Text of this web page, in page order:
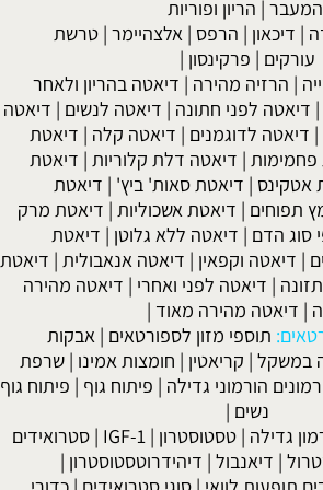
המעבר | הריון ופוריות
| דיכאון | הרפס |אלצהיימר |טרשת
עורקים | פרקינסון |
| הרזיה מהירה | דיאטה בהריון ולאחר
| דיאטה לפני חתונה | דיאטה לנשים | דיאטה
| דיאטה לדוגמנים | דיאטה קלה | דיאטת
| דיאטה דלת קלוריות | דיאטת
אטקינס | דיאטת סאות' ביץ' | דיאטת
תפוחים | דיאטת אשכוליות | דיאטת מרק
סוג הדם | דיאטה ללא גלוטן | דיאטת
| דיאטה וקפאין | דיאטה אנאבולית | דיאטת
| דיאטה לפני ואחרי | דיאטה מהירה
| דיאטה מהירה מאוד |
תוספי מזון לספורטאים | אבקות
במשקל | קריאטין | חומצות אמינו |שרפת
הורמוני גדילה | פיתוח גוף | פיתוח גוף
נשים |
גדילה |טסטוסטרון |
IGF-1
|סטרואידים
| דיאנבול | דיהידרוטסטוסטרון |